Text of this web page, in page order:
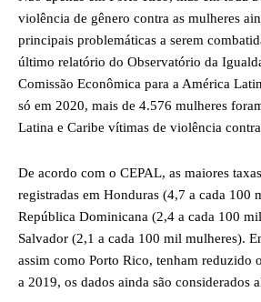
violência de gênero contra as mulheres
principais problemáticas a serem
último relatório do Observatório da
Comissão Econômica para a América
só em 2020, mais de 4.576 mulheres
Latina e Caribe vítimas de violência
De acordo com o CEPAL, as maiores
registradas em Honduras (4,7 a cada 100
República Dominicana (2,4 a cada 100
Salvador (2,1 a cada 100 mil mulheres).
assim como Porto Rico, tenham reduzido
a 2019, os dados ainda são considerados